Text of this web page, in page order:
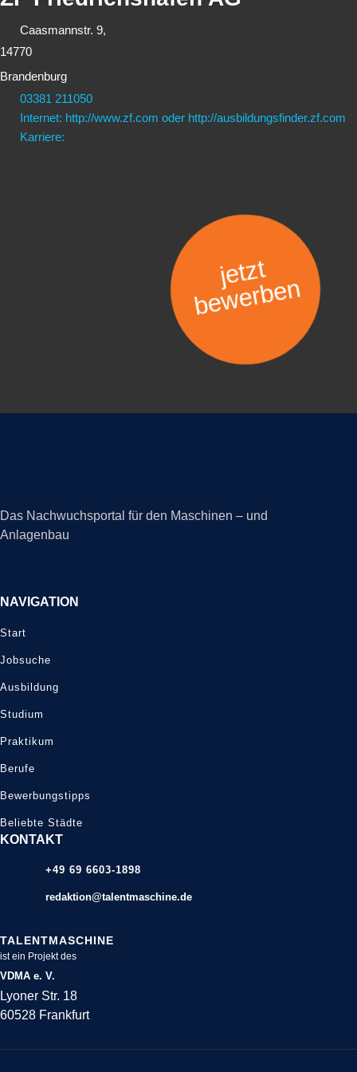
Caasmannstr. 9,
14770
Brandenburg
03381 211050
Internet: http://www.zf.com oder http://ausbildungsfinder.zf.com
Karriere:
jetzt
bewerben
Das Nachwuchsportal für den Maschinen – und
Anlagenbau
NAVIGATION
Start
Jobsuche
Ausbildung
Studium
Praktikum
Berufe
Bewerbungstipps
Beliebte Städte
KONTAKT
+49 69 6603-1898
redaktion@talentmaschine.de
TALENTMASCHINE
ist ein Projekt des
VDMA e. V.
Lyoner Str. 18
60528 Frankfurt